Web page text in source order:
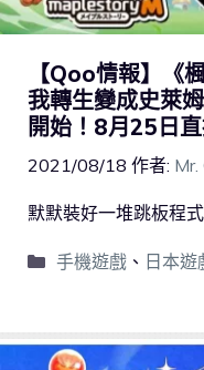
【Qoo情報】《
我轉生變成史萊
開始！8月25日
2021/08/18 作者: Mr.
默默裝好一堆跳板程
手機遊戲、 日本遊